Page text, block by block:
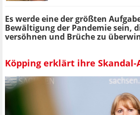
Es werde eine der größten
Bewältigung der Pandemie sein,
versöhnen und Brüche zu
Köpping erklärt ihre Skandal-